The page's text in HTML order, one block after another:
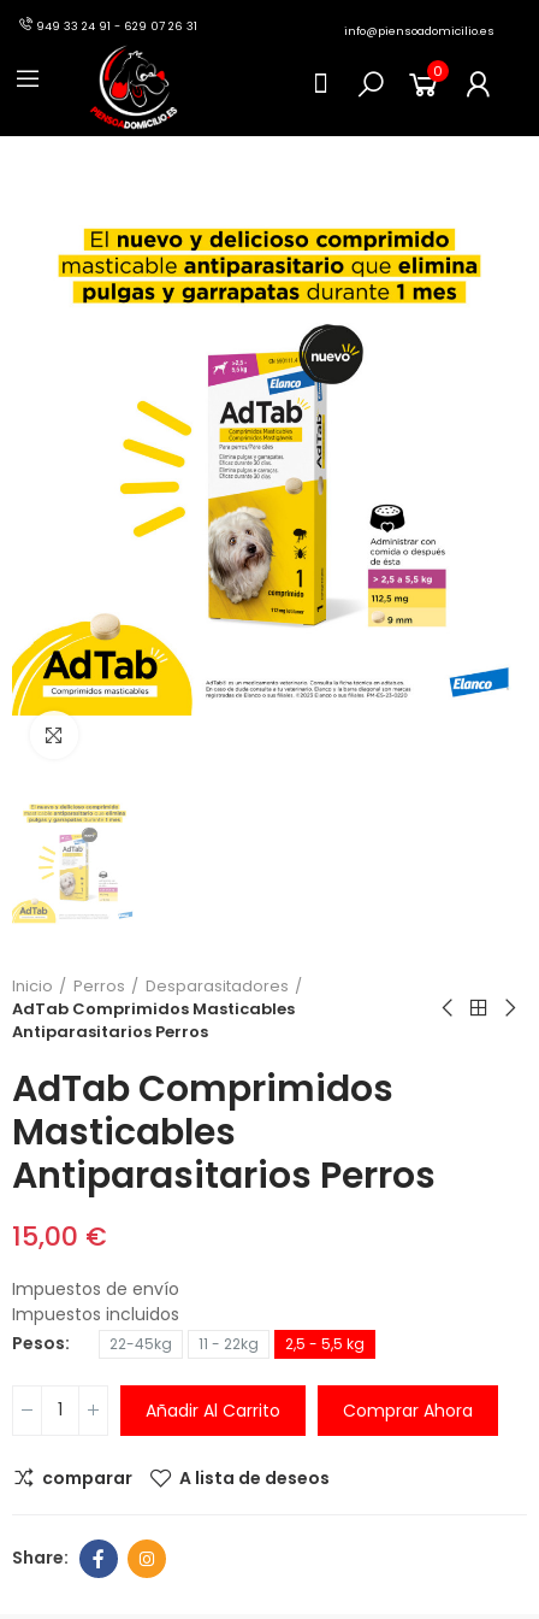
949 33 24 91 - 629 07 26 31 info@piensoadomicilio.es
0
Inicio Perros
Desparasitadores
AdTab Comprimidos Masticables
Antiparasitarios Perros
AdTab Comprimidos
Masticables
Antiparasitarios Perros
15,00 €
Impuestos de envío
Impuestos incluidos
Pesos
22-45kg 11 - 22kg 2,5 - 5,5 kg
Añadir Al Carrito Comprar Ahora
comparar A lista de deseos